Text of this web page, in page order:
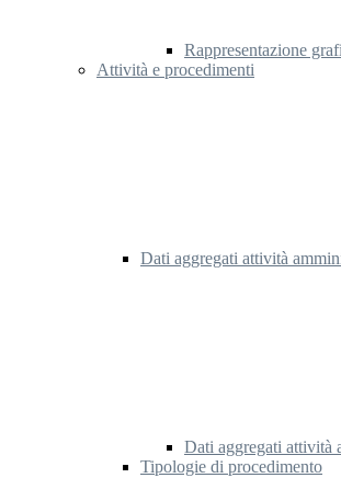
Rappresentazione
Attività e procedimenti
Dati aggregati attività
Dati aggregati attività
Tipologie di procedimento